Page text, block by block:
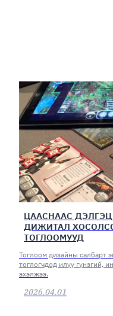
ЦААСНААС
ДИЖИТАЛ
ТОГЛООМУУД
Тоглоом дизайны салбарт
тоглогчдод илүү гүнзгий,
эхэлжээ.
2026.04.01